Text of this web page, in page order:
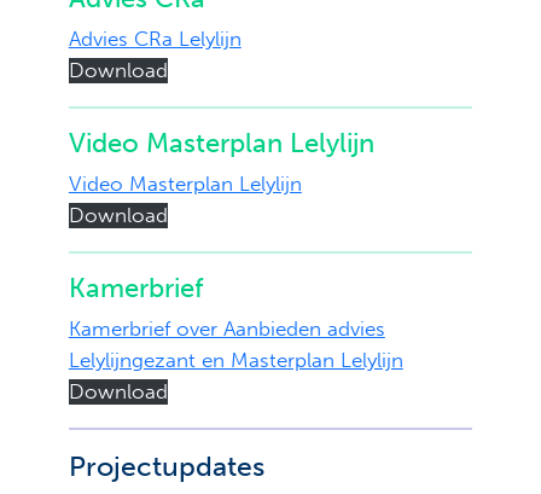
Advies CRa Lelylijn
Download
Video Masterplan Lelylijn
Video Masterplan Lelylijn
Download
Kamerbrief
Kamerbrief over Aanbieden advies
Lelylijngezant en Masterplan Lelylijn
Download
Projectupdates